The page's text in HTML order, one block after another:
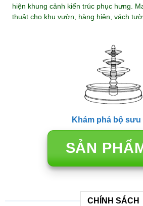
hiện khung cảnh kiến trúc phục hưng.
thuật cho khu vườn, hàng hiên, vách
Khám phá bộ sưu
SẢN
CHÍNH SÁCH